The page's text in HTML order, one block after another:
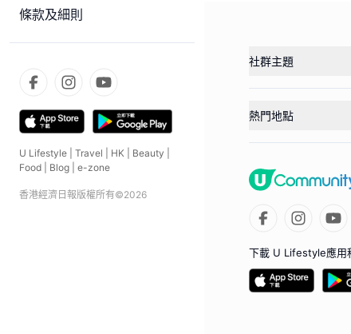
條款及細則
U Lifestyle Travel HK Beauty
Food
Blog e-zone
香港經濟日報版權所有©2026
社群主題
熱門地點
下載 U Lifestyle應用